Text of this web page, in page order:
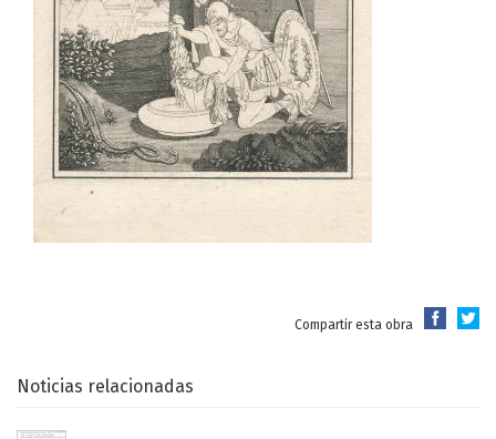
Compartir esta obra
Noticias relacionadas